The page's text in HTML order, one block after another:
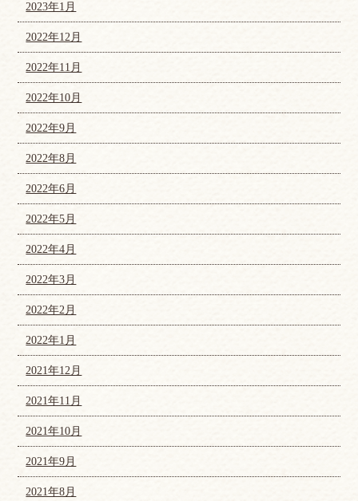
2023年1月
2022年12月
2022年11月
2022年10月
2022年9月
2022年8月
2022年6月
2022年5月
2022年4月
2022年3月
2022年2月
2022年1月
2021年12月
2021年11月
2021年10月
2021年9月
2021年8月